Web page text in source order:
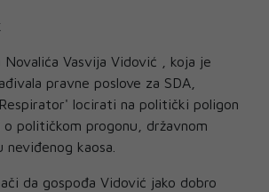
Novalića Vasvija Vidović , koja je
pravne poslove za SDA,
locirati na politički poligon
političkom progonu, državnom
kaosa.
da gospođa Vidović jako dobro